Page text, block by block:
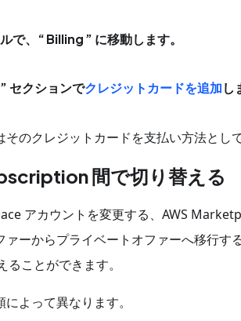
で、 Billing に移動します。
セクションでクレジットカードを追加し
のクレジットカードを支払い方法とし
間で切り替える
アカウントを変更する、AWS
ァーからプライベートオファーへ移行
ことができます。
よって異なります。